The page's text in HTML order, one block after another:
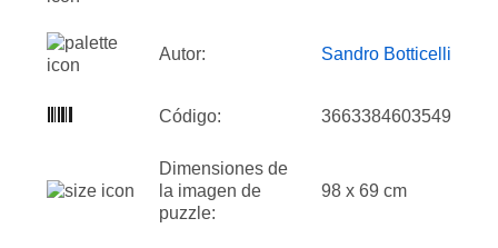
Autor: Sandro Botticelli
Código: 3663384603549
Dimensiones de
la imagen de
puzzle:
98 x 69 cm